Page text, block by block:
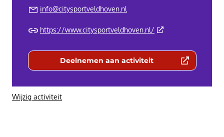
info@citysportveldhoven.nl
https://www.citysportveldhoven.nl/ (Deze link gaat naar
Deelnemen aan activiteit(Deze link gaat naar een externe
Wijzig activiteit